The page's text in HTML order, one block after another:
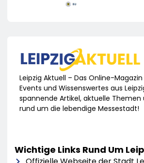
Leipzig Aktuell – Das Online-
Events und Wissenswertes aus
spannende Artikel, aktuelle Themen
rund um die lebendige Messestadt!
Wichtige Links Rund Um